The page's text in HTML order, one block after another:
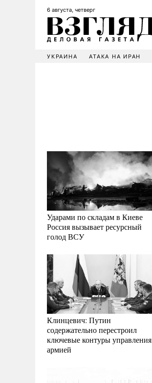
6 августа, четверг
УКРАИНА АТАКА НА ИРАН
Ударами по складам в Киеве
Россия вызывает ресурсный
голод ВСУ
Клинцевич: Путин
содержательно перестроил
ключевые контуры управления
армией